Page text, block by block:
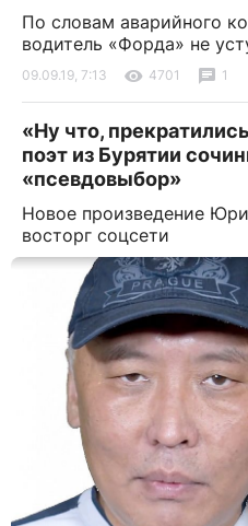
По словам аварийного
водитель «Форда» не
09.09.19, 7:13 4701 1
«Ну что,
поэт из Бурятии
«псевдовыбор»
Новое произведение
восторг соцсети